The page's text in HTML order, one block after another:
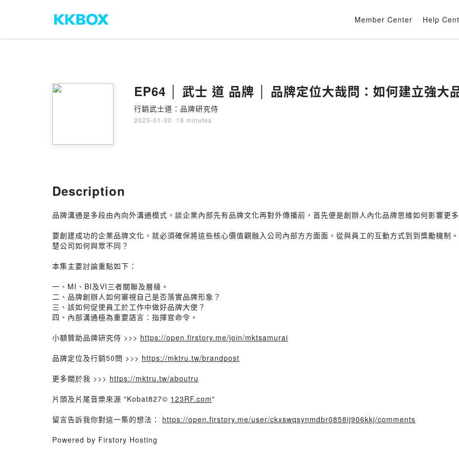
Member Center Help
EP64 │ 武士 道 品牌 │ 品牌定位大哉問：如何建立強大
行銷武士道：品牌研究侍
2023-01-30 · 18 minutes
Description
品牌溝通是多段由內向外溝通模式，談企業內部先有品牌文化再對外傳播前，首先便是創辦人內化品牌思維如何影響更
要創建成功的企業品牌文化，就必須確保將這些核心價值觀融入公司內部方方面面，從與員工的互動方式到到獎勵機制
楚公司如何與眾不同？
本集主要討論重點如下：
一、MI、BI及VI三者關聯及層級。
二、品牌創辦人如何審視自己是否落實品牌形象？
三、該如何促使員工於工作中做好品牌大使？
四、內部溝通極為重要語言：指揮官命令。
小額贊助品牌研究侍 >>> https://open.firstory.me/join/mktsamurai
品牌定位及行銷50問 >>> https://mktru.tw/brandpost
更多關於我 >>> https://mktru.tw/aboutru
片頭及片尾音樂來源 "Kobat827© 123RF.com"
留言告訴我你對這一集的想法： https://open.firstory.me/user/ckxswqsynmdbr0858ij906kkj/comments
Powered by Firstory Hosting